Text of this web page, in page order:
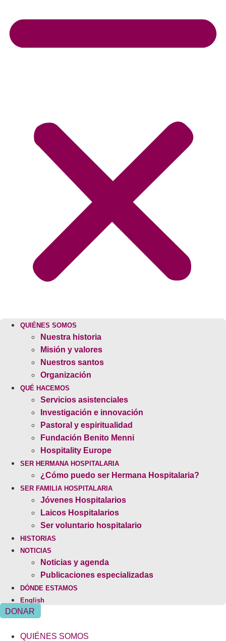
QUIÉNES SOMOS
Nuestra historia
Misión y valores
Nuestros santos
Organización
QUÉ HACEMOS
Servicios asistenciales
Investigación e innovación
Pastoral y espiritualidad
Fundación Benito Menni
Hospitality Europe
SER HERMANA HOSPITALARIA
¿Cómo puedo ser Hermana Hospitalaria?
SER FAMILIA HOSPITALARIA
Jóvenes Hospitalarios
Laicos Hospitalarios
Ser voluntario hospitalario
HISTORIAS
NOTICIAS
Noticias y agenda
Publicaciones especializadas
DÓNDE ESTAMOS
English
DONAR
QUIÉNES SOMOS